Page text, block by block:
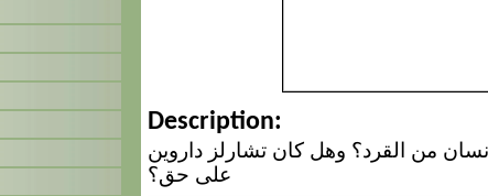
Description:
من القرد؟ وهل كان تشارلز داروين
على حق؟